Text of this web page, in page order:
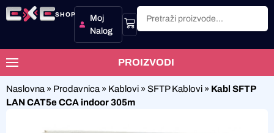
SHOP
Moj
Nalog
PROIZVODI
Naslovna » Prodavnica » Kablovi » SFTP Kablovi » Kabl SFTP
LAN CAT5e CCA indoor 305m